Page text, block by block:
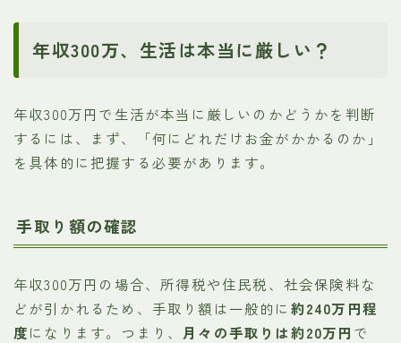
年収300万、生活は本当に厳しい？
年収300万円で生活が本当に厳しいのかどうかを判断
するには、まず、「何にどれだけお金がかかるのか」
を具体的に把握する必要があります。
手取り額の確認
年収300万円の場合、所得税や住民税、社会保険料な
どが引かれるため、手取り額は一般的に 約240万円程
度になります。つまり、 月々の手取りは約20万円 で